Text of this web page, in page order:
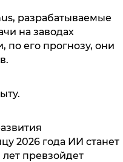
разрабатываемые
на заводах
его прогнозу, они
2026 года ИИ станет
превзойдет